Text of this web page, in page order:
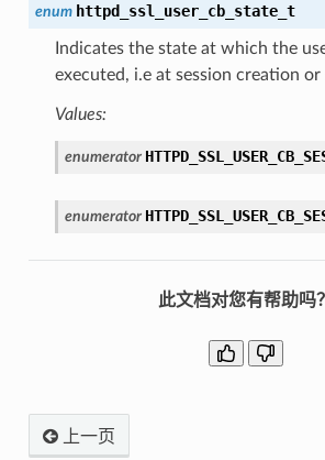
enum httpd_ssl_user_cb_state_t
Indicates the state at which the
executed, i.e at session creation or
Values:
enumerator
enumerator
此文档对您有帮助吗？
上一页